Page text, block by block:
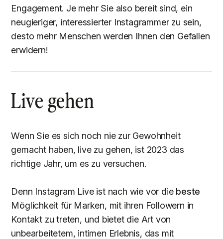
Engagement. Je mehr Sie also bereit sind, ein
neugieriger, interessierter Instagrammer zu sein,
desto mehr Menschen werden Ihnen den Gefallen
erwidern!
Live gehen
Wenn Sie es sich noch nie zur Gewohnheit
gemacht haben, live zu gehen, ist 2023 das
richtige Jahr, um es zu versuchen.
Denn Instagram Live ist nach wie vor die beste
Möglichkeit für Marken, mit ihren Followern in
Kontakt zu treten, und bietet die Art von
unbearbeitetem, intimen Erlebnis, das mit